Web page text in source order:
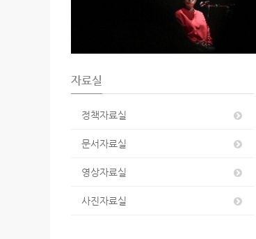
자료실
정책자료실
문서자료실
영상자료실
사진자료실